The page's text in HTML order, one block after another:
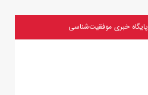
پایگاه خبری موفقیت‌شناسی